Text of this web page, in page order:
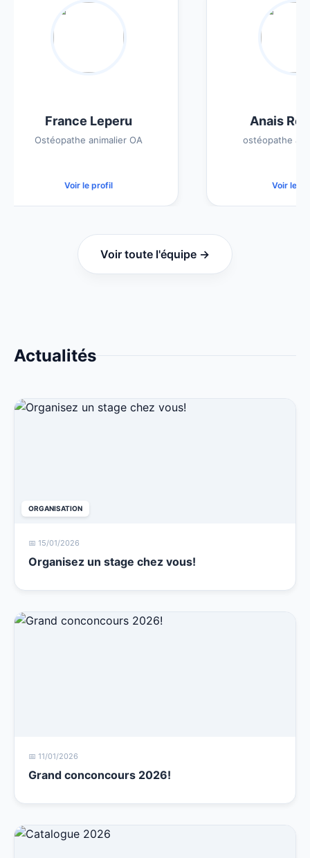
France Leperu
Ostéopathe animalier OA
Voir le profil
Anais
ostéopathe
Voir le profil
Voir toute l'équipe →
Actualités
ORGANISATION
📅 15/01/2026
Organisez un stage chez vous!
📅 11/01/2026
Grand conconcours 2026!